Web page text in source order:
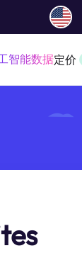
智能数据定价